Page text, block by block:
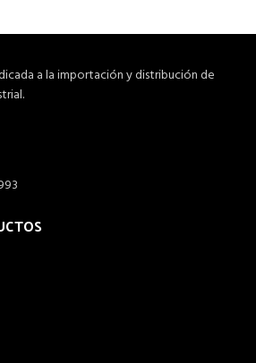
a la importación y distribución de